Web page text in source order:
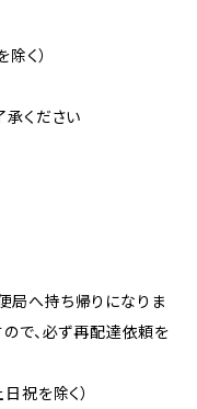
く）
承ください
局へ持ち帰りになりま
で、必ず再配達依頼を
祝を除く）